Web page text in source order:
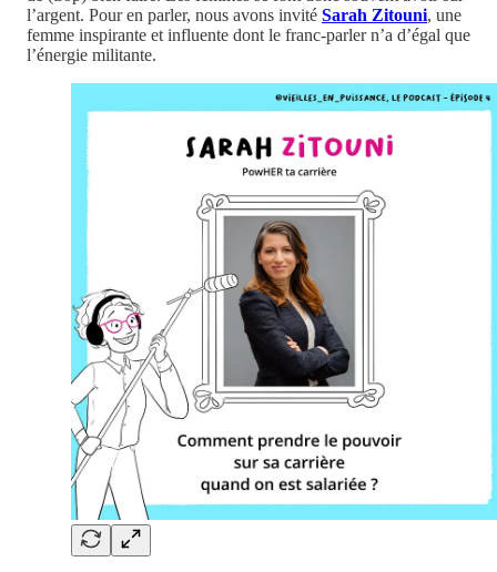
l’argent. Pour en parler, nous avons invité Sarah Zitouni, une
femme inspirante et influente dont le franc-parler n’a d’égal que
l’énergie militante.